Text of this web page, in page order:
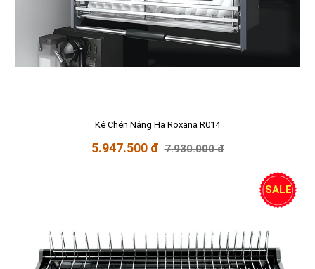
Kệ Chén Nâng Hạ Roxana R014
5.947.500 đ 7.930.000 đ
SALE